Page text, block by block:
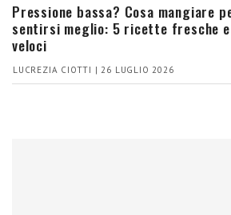
Pressione bassa? Cosa mangiare
sentirsi meglio: 5 ricette fresche e
veloci
LUCREZIA CIOTTI | 26 LUGLIO 2026